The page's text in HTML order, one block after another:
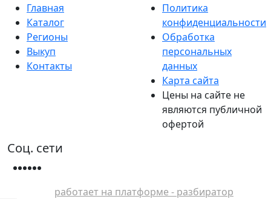
Главная
Каталог
Регионы
Выкуп
Контакты
Политика
конфиденциальности
Обработка
персональных
данных
Карта сайта
Цены на сайте не
являются публичной
офертой
Соц. сети
работает на платформе - разбиратор